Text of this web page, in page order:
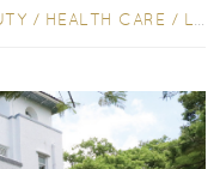
/ HEALTH CARE / LIFESTYLE